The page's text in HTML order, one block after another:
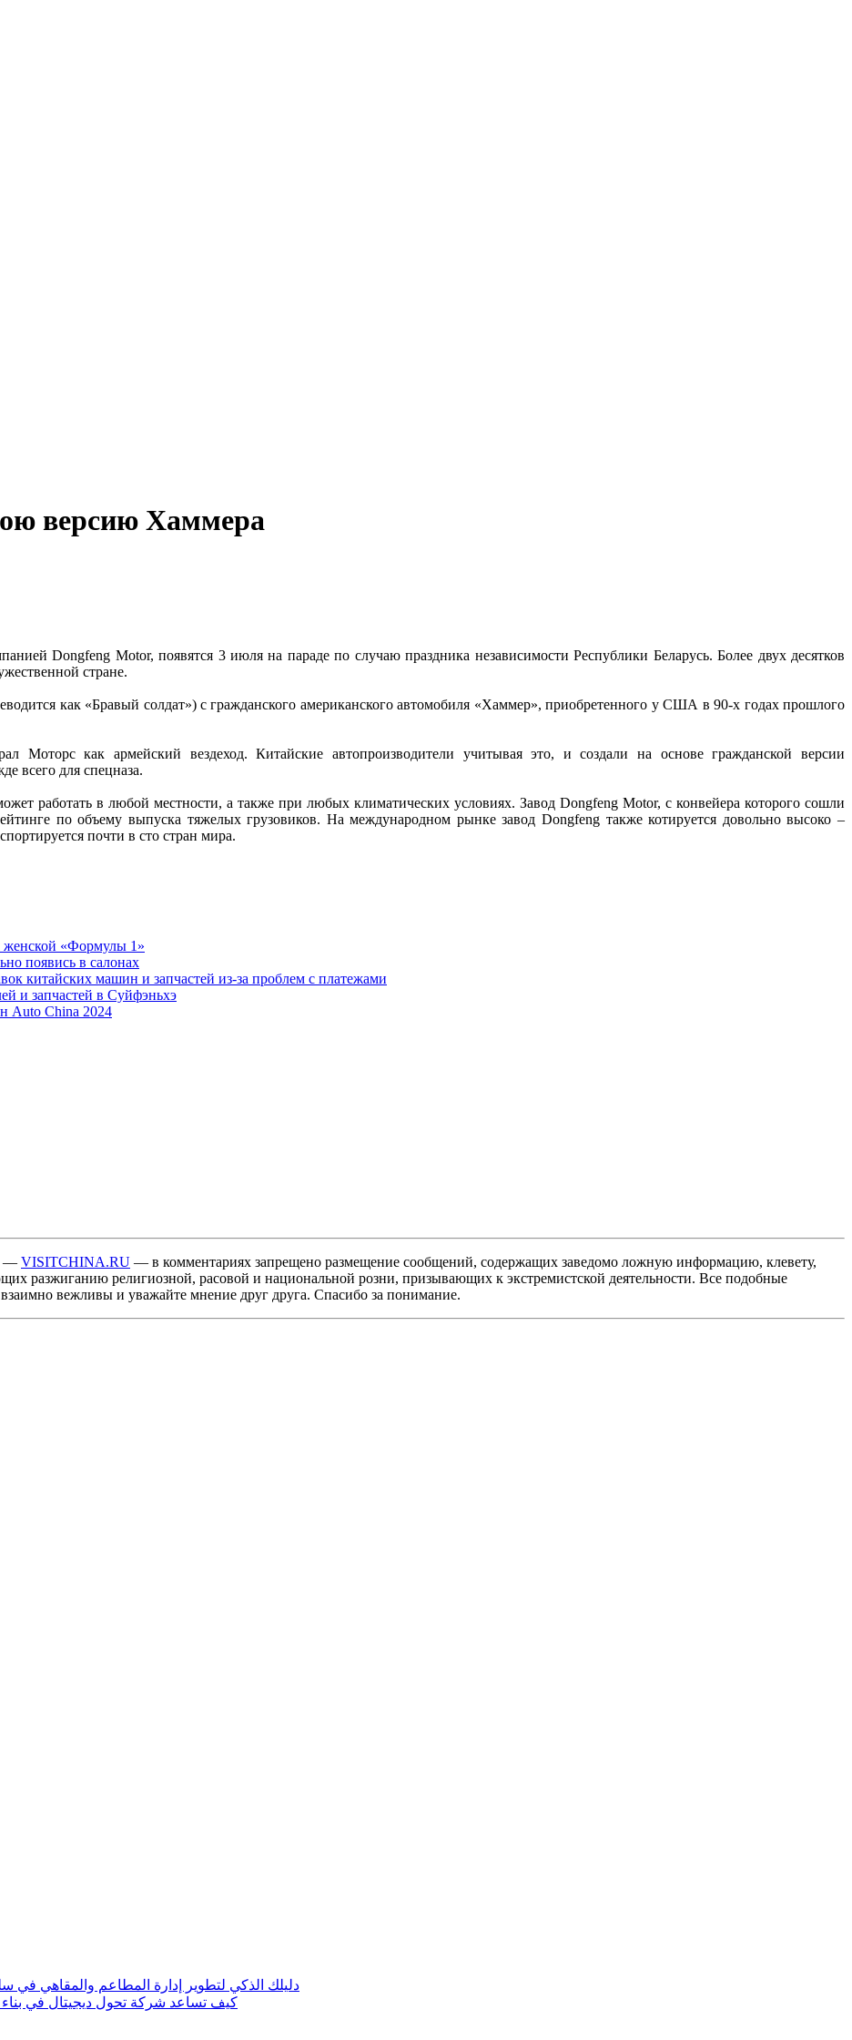
версию Хаммера
Dongfeng Motor, появятся 3 июля на параде по случаю праздника независимости Республики Беларусь. Более двух десятков
стране.
как «Бравый солдат») с гражданского американского автомобиля «Хаммер», приобретенного у США в 90-х годах прошлого
как армейский вездеход. Китайские автопроизводители учитывая это, и создали на основе гражданской версии
всего для спецназа.
работать в любой местности, а также при любых климатических условиях. Завод Dongfeng Motor, с конвейера которого сошли
по объему выпуска тяжелых грузовиков. На международном рынке завод Dongfeng также котируется довольно высоко –
почти в сто стран мира.
женской «Формулы 1»
появись в салонах
китайских машин и запчастей из-за проблем с платежами
и запчастей в Суйфэньхэ
Auto China 2024
— VISITCHINA.RU — в комментариях запрещено размещение сообщений, содержащих заведомо ложную информацию, клевету,
разжиганию религиозной, расовой и национальной розни, призывающих к экстремистской деятельности. Все подобные
вежливы и уважайте мнение друг друга. Спасибо за понимание.
دليلك الذكي لتطوير إدارة المطاعم والمقاهي في
كيف تساعد شركة تحول ديجيتال في